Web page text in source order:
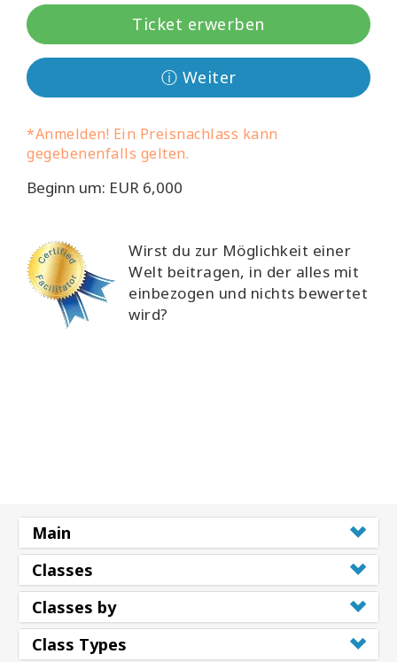
Ticket erwerben
ⓘ Weiter
*Anmelden! Ein Preisnachlass kann
gegebenenfalls gelten.
Beginn um: EUR 6,000
Wirst du zur Möglichkeit einer
Welt beitragen, in der alles mit
einbezogen und nichts bewertet
wird?
Main
Classes
Classes by
Class Types